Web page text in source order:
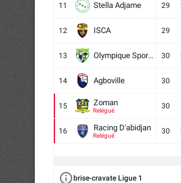
11 Stella Adjame 29
12 ISCA 29
13 Olympique Sport d'Abobo FC 30
14 Agboville 30
15 Zoman
Relégué
30
16 Racing D'abidjan
Relégué
30
brise-cravate Ligue 1